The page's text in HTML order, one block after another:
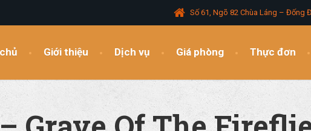
Số 61, Ngõ 82 Chùa Láng – Đống
Giới thiệu Dịch vụ Giá phòng Thực đơn